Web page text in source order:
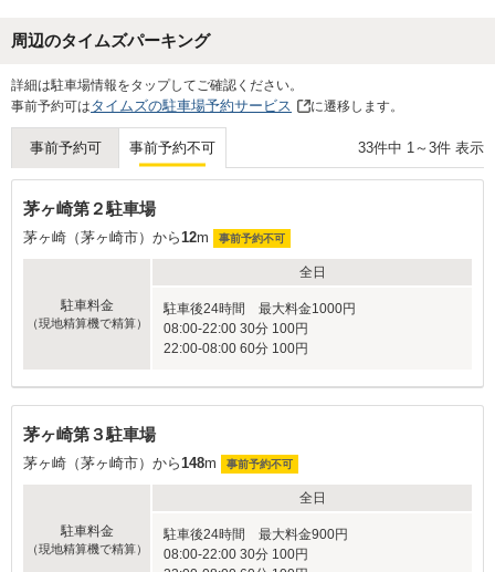
周辺のタイムズパーキング
詳細は駐車場情報をタップしてご確認ください。
事前予約可はタイムズの駐車場予約サービス に遷移します。
事前予約可 事前予約不可 33件中 1 ～ 3件 表示
茅ヶ崎第２駐車場
茅ヶ崎（茅ヶ崎市）から12m 事前予約不可
駐車料金
（現地精算機で精算）
全日
駐車後24時間 最大料金1000円
08:00-22:00 30分 100円
22:00-08:00 60分 100円
茅ヶ崎第３駐車場
茅ヶ崎（茅ヶ崎市）から148m 事前予約不可
駐車料金
（現地精算機で精算）
全日
駐車後24時間 最大料金900円
08:00-22:00 30分 100円